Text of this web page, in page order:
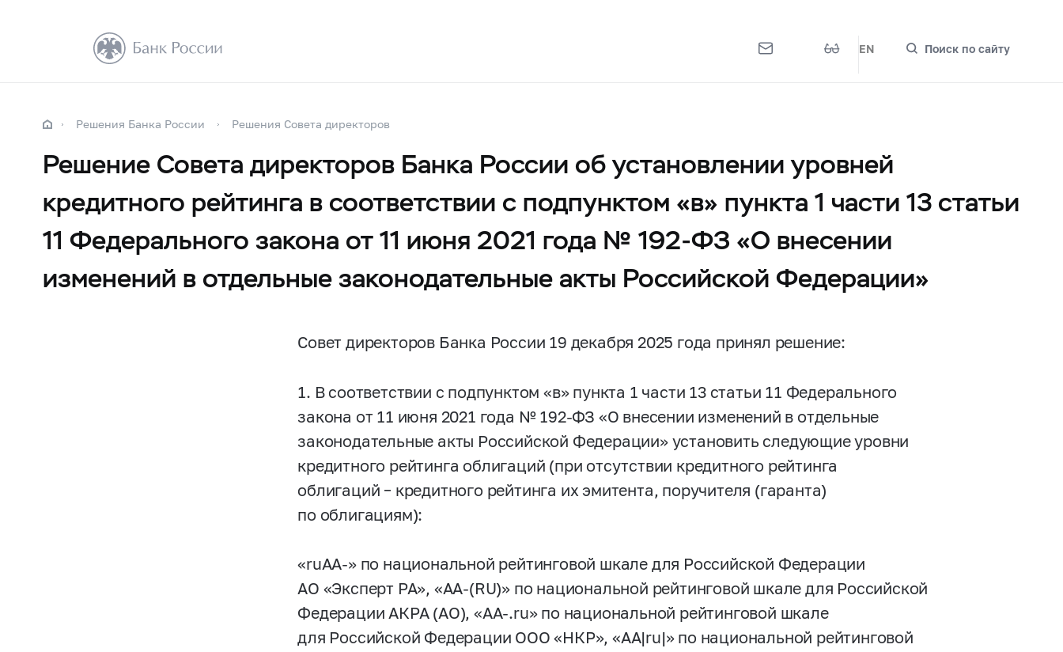
EN Поиск по сайту
Решения Банка России Решения Совета директоров
Решение Совета директоров Банка России об установлении уровней
кредитного рейтинга в соответствии с подпунктом «в» пункта 1 части 13 статьи
11 Федерального закона от 11 июня 2021 года № 192-ФЗ «О внесении
изменений в отдельные законодательные акты Российской Федерации»
Совет директоров Банка России 19 декабря 2025 года принял решение:
1. В соответствии с подпунктом «в» пункта 1 части 13 статьи 11 Федерального
закона от 11 июня 2021 года № 192-ФЗ «О внесении изменений в отдельные
законодательные акты Российской Федерации» установить следующие уровни
кредитного рейтинга облигаций (при отсутствии кредитного рейтинга
облигаций – кредитного рейтинга их эмитента, поручителя (гаранта)
по облигациям):
«ruАА-» по национальной рейтинговой шкале для Российской Федерации
АО «Эксперт РА», «АА-(RU)» по национальной рейтинговой шкале для Российской
Федерации АКРА (АО), «АА-.ru» по национальной рейтинговой шкале
для Российской Федерации ООО «НКР», «AA|ru|» по национальной рейтинговой